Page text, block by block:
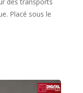
Placé sous le